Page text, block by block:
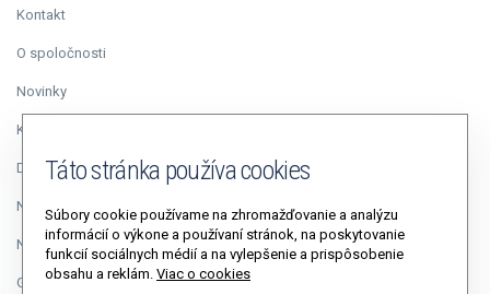
Kontakt
O spoločnosti
Novinky
Kariéra
Duálne vzdelávanie
Napísali o nás
Napíšte riaditeľovi
GDPR
Táto stránka používa cookies
Súbory cookie používame na zhromažďovanie a analýzu
informácií o výkone a používaní stránok, na poskytovanie
funkcií sociálnych médií a na vylepšenie a prispôsobenie
obsahu a reklám. Viac o cookies